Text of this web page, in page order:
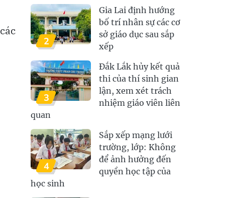
2
Gia Lai định hướng
bố trí nhân sự các cơ
sở giáo dục sau sắp
xếp
3
Đắk Lắk hủy kết quả
thi của thí sinh gian
lận, xem xét trách
nhiệm giáo viên liên
quan
4
Sắp xếp mạng lưới
trường, lớp: Không
để ảnh hưởng đến
quyền học tập của
học sinh